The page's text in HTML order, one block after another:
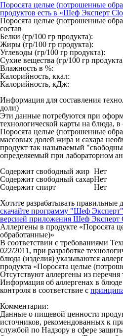
Поросята целые (потрошенные
продуктов есть в «Шеф Эксперт
Поросята целые (потрошенные
состав
Белки (гр/100 гр продукта):
Жиры (гр/100 гр продукта):
Углеводы (гр/100 гр продукта):
Сухие вещества (гр/100 гр
Влажность в %:
Калорийность, ккал:
Калорийность, кДж:
Информация для составления
доли)
Эти данные потребуются при
технологической карты на блюда, в
Поросята целые (потрошенные
массовых долей жира и сахара
продукт так называемый
определяемый при лабораторном
Содержит свободный жир Нет
Содержит свободный сахарНет
Содержит спирт
Нет
Хотите разрабатывать
скачайте программу "Шеф Эксперт"
версией приложения Шеф Эксперт
Аллергены в продукте «Поросята
обработанные)»
В соответствии с требованиями
022/2011, при разработке
блюда (изделия) указываются
продукта «Поросята целые
Отсутствуют аллергены из перечня
Информация об аллергенах в
контроля в соответствие с
Комментарии:
Данные о пищевой ценности
источников, рекомендованных к
службой по Надзору в сфере